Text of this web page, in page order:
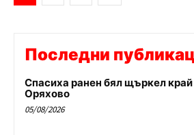
Последни
Спасиха ранен бял щъркел край
Оряхово
05/08/2026